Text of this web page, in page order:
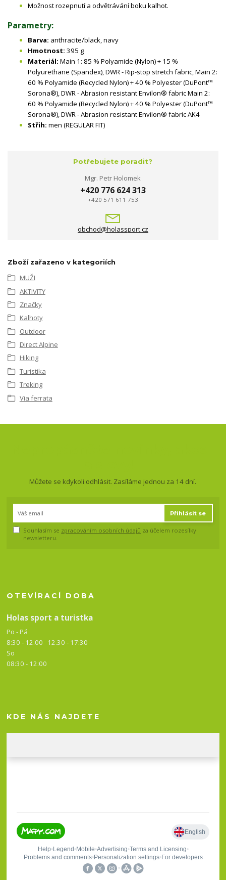
Možnost rozepnutí a odvětrávání boku kalhot.
Parametry:
Barva: anthracite/black, navy
Hmotnost: 395 g
Materiál: Main 1: 85 % Polyamide (Nylon) + 15 %
Polyurethane (Spandex), DWR - Rip-stop stretch fabric, Main 2:
60 % Polyamide (Recycled Nylon) + 40 % Polyester (DuPont™
Sorona®), DWR - Abrasion resistant Envilon® fabric Main 2:
60 % Polyamide (Recycled Nylon) + 40 % Polyester (DuPont™
Sorona®), DWR - Abrasion resistant Envilon® fabric AK4
Střih: men (REGULAR FIT)
Potřebujete poradit?
Mgr. Petr Holomek
+420 776 624 313
+420 571 611 753
obchod@holassport.cz
Zboží zařazeno v kategoriích
MUŽI
AKTIVITY
Značky
Kalhoty
Outdoor
Direct Alpine
Hiking
Turistika
Treking
Via ferrata
Můžete se kdykoli odhlásit. Zasíláme jednou za 14 dní.
Přihlásit se
Souhlasím se zpracováním osobních údajů za účelem rozesílky
newsletteru.
OTEVÍRACÍ DOBA
Holas sport a turistka
Po - Pá
8:30 - 12.00 12.30 - 17:30
So
08:30 - 12:00
KDE NÁS NAJDETE